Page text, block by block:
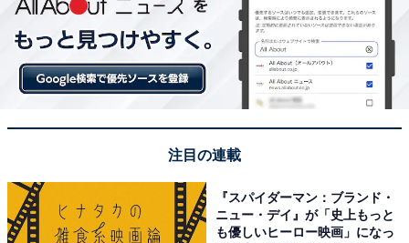
する。
ダークモードに変更する
設定アプリにて「画面表示と明るさ」→「外観モード」
をダークにする。
設定アプリにて「一般」→「アプリのバックグラウンド
更新」と進み、アプリの一覧の中から「アプリを閉じて
注目の連載
『スパイダーマン：ブランド・
ニュー・デイ』が「史上もっと
も優しいヒーロー映画」になっ